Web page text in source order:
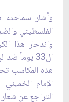
وأشار سماحته
الفلسطيني
واندحار هذا
هذه المكاسب
الإمام
التراجع عن